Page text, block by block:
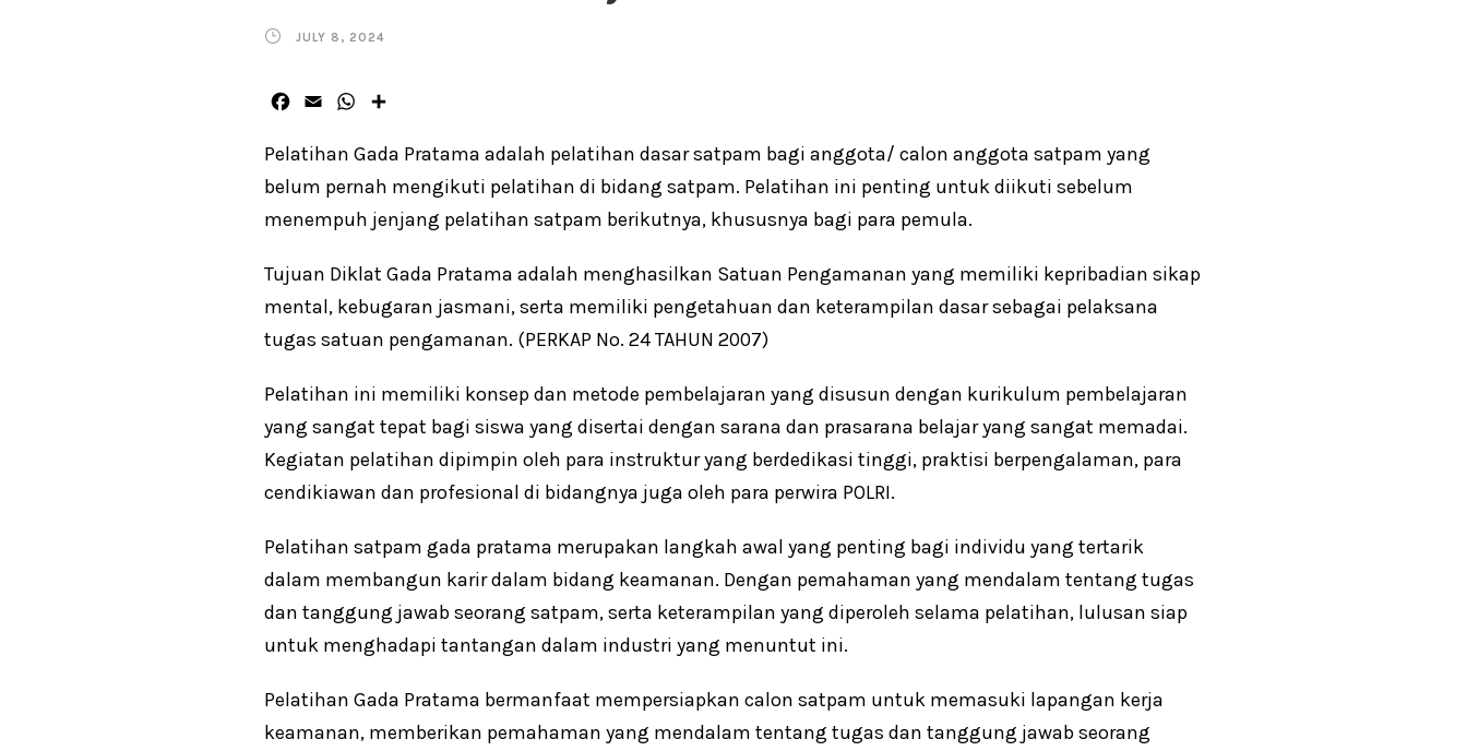
JULY 8, 2024
c
b
o
k
a
l
W
a
s
A
p
a
e
Pelatihan Gada Pratama adalah pelatihan dasar satpam bagi anggota/ calon anggota satpam yang
belum pernah mengikuti pelatihan di bidang satpam. Pelatihan ini penting untuk diikuti sebelum
menempuh jenjang pelatihan satpam berikutnya, khususnya bagi para pemula.
Tujuan Diklat Gada Pratama adalah menghasilkan Satuan Pengamanan yang memiliki kepribadian sikap
mental, kebugaran jasmani, serta memiliki pengetahuan dan keterampilan dasar sebagai pelaksana
tugas satuan pengamanan. (PERKAP No. 24 TAHUN 2007)
Pelatihan ini memiliki konsep dan metode pembelajaran yang disusun dengan kurikulum pembelajaran
yang sangat tepat bagi siswa yang disertai dengan sarana dan prasarana belajar yang sangat memadai.
Kegiatan pelatihan dipimpin oleh para instruktur yang berdedikasi tinggi, praktisi berpengalaman, para
cendikiawan dan profesional di bidangnya juga oleh para perwira POLRI.
Pelatihan satpam gada pratama merupakan langkah awal yang penting bagi individu yang tertarik
dalam membangun karir dalam bidang keamanan. Dengan pemahaman yang mendalam tentang tugas
dan tanggung jawab seorang satpam, serta keterampilan yang diperoleh selama pelatihan, lulusan siap
untuk menghadapi tantangan dalam industri yang menuntut ini.
Pelatihan Gada Pratama bermanfaat mempersiapkan calon satpam untuk memasuki lapangan kerja
keamanan, memberikan pemahaman yang mendalam tentang tugas dan tanggung jawab seorang